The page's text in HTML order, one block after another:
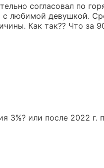
согласовал по
с любимой девушкой.
Как так?? Что за
3%? или после 2022 г.